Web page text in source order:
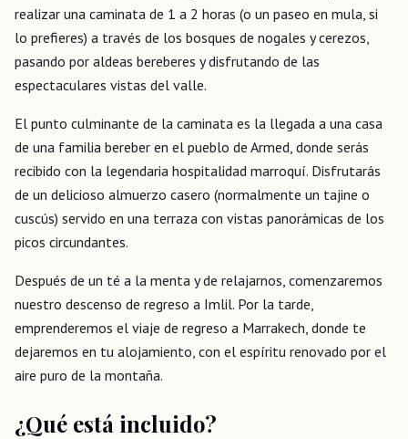
realizar una caminata de 1 a 2 horas (o un paseo en mula, si
lo prefieres) a través de los bosques de nogales y cerezos,
pasando por aldeas bereberes y disfrutando de las
espectaculares vistas del valle.
El punto culminante de la caminata es la llegada a una casa
de una familia bereber en el pueblo de Armed, donde serás
recibido con la legendaria hospitalidad marroquí. Disfrutarás
de un delicioso almuerzo casero (normalmente un tajine o
cuscús) servido en una terraza con vistas panorámicas de los
picos circundantes.
Después de un té a la menta y de relajarnos, comenzaremos
nuestro descenso de regreso a Imlil. Por la tarde,
emprenderemos el viaje de regreso a Marrakech, donde te
dejaremos en tu alojamiento, con el espíritu renovado por el
aire puro de la montaña.
¿Qué está incluido?